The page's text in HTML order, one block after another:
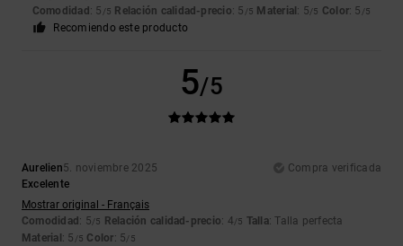
Comodidad : 5 /5 Relación calidad-precio: 5 /5 Material : 5/5 Color: 5 /5
Recomiendo este producto
5/5
Aurelien5. noviembre 2025
Compra verificada
Excelente
Mostrar original - Français
Comodidad : 5/5 Relación calidad-precio: 4/5 Talla: Talla perfecta
Material : 5 /5 Color: 5/5